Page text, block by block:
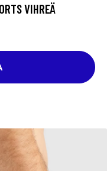
VIHREÄ